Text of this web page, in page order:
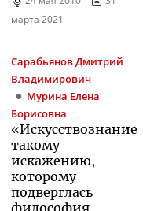
марта 2021
СарабьяновДмитрий
Владимирович
Мурина Елена
Борисовна
«Искусствознание
такому
искажению,
которому
подверглась
философия